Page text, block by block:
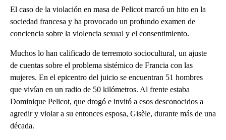
El caso de la violación en masa de Pelicot marcó un hito en la
sociedad francesa y ha provocado un profundo examen de
conciencia sobre la violencia sexual y el consentimiento.
Muchos lo han calificado de terremoto sociocultural, un ajuste
de cuentas sobre el problema sistémico de Francia con las
mujeres. En el epicentro del juicio se encuentran 51 hombres
que vivían en un radio de 50 kilómetros. Al frente estaba
Dominique Pelicot, que drogó e invitó a esos desconocidos a
agredir y violar a su entonces esposa, Gisèle, durante más de una
década.